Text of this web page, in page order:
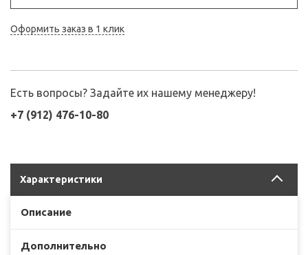
Оформить заказ в 1 клик
Есть вопросы? Задайте их нашему менеджеру!
+7 (912) 476-10-80
Характеристики
Описание
Дополнительно